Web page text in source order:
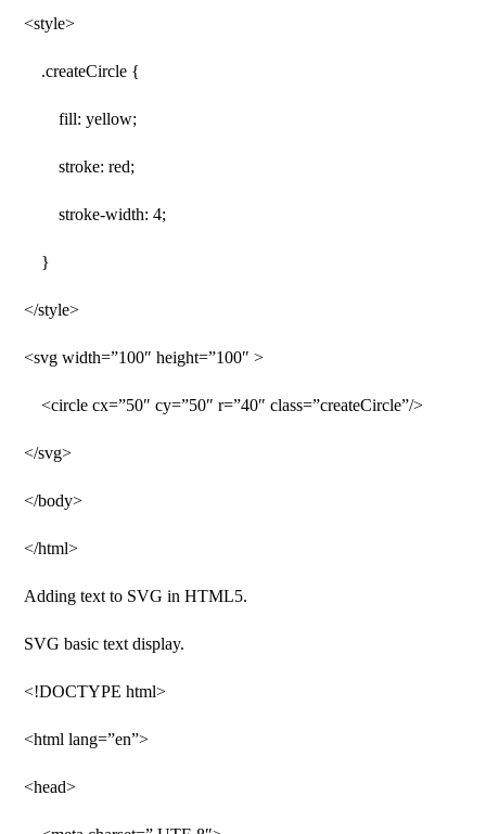
<style>
.createCircle {
fill: yellow;
stroke: red;
stroke-width: 4;
}
</style>
<svg width=”100″ height=”100″ >
<circle cx=”50″ cy=”50″ r=”40″ class=”createCircle”/>
</svg>
</body>
</html>
Adding text to SVG in HTML5.
SVG basic text display.
<!DOCTYPE html>
<html lang=”en”>
<head>